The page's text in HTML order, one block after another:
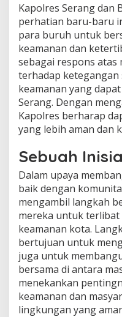
Kapolres Serang dan
perhatian baru-baru
para buruh untuk
keamanan dan
sebagai respons
terhadap ketegangan
keamanan yang
Serang. Dengan
Kapolres berharap
yang lebih aman dan
Sebuah
Dalam upaya
baik dengan
mengambil langkah
mereka untuk terlibat
keamanan kota.
bertujuan untuk
juga untuk
bersama di antara
menekankan
keamanan dan
lingkungan yang